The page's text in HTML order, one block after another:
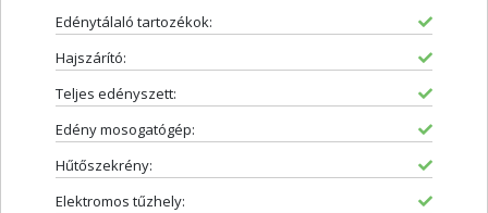
Edénytálaló tartozékok:
Hajszárító:
Teljes edényszett:
Edény mosogatógép:
Hűtőszekrény:
Elektromos tűzhely: